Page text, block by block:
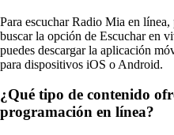
Para escuchar Radio Mia en
buscar la opción de Escuchar en
puedes descargar la aplicación
para dispositivos iOS o Android.
¿Qué tipo de contenido
programación en línea?